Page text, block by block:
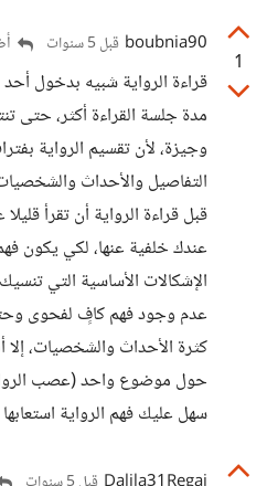
1
boubnia90 قبل 5 سنوات
قراءة الرواية شبيه بدخول أحد
مدة جلسة القراءة أكثر، حتى
وجيزة، لأن تقسيم الرواية
التفاصيل والأحداث
قبل قراءة الرواية أن تقرأ
عندك خلفية عنها، لكي يكون
الإشكالات الأساسية التي
عدم وجود فهم كافٍ لفحوى
كثرة الأحداث والشخصيات، إلا
حول موضوع واحد (عصب
سهل عليك فهم الرواية